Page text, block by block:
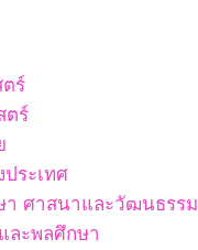
ร์
ตร์
ระเทศ
า ศาสนาและวัฒนธรรม
ละพลศึกษา